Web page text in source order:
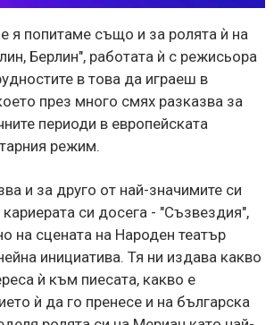
я попитаме също и за ролята ѝ на
Берлин", работата ѝ с режисьора
в това да играеш в
през много смях разказва за
периоди в европейската
режим.
и за друго от най-значимите си
си досега - "Съзвездия",
на сцената на Народен театър
инициатива. Тя ни издава какво
ѝ към пиесата, какво е
ѝ да го пренесе и на българска